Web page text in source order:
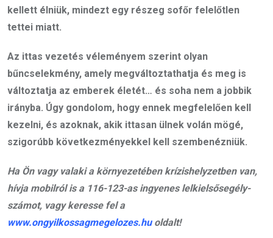
kellett élniük, mindezt egy részeg sofőr felelőtlen
tettei miatt.
Az ittas vezetés véleményem szerint olyan
bűncselekmény, amely megváltoztathatja és meg is
változtatja az emberek életét… és soha nem a jobbik
irányba. Úgy gondolom, hogy ennek megfelelően kell
kezelni, és azoknak, akik ittasan ülnek volán mögé,
szigorúbb következményekkel kell szembenézniük.
Ha Ön vagy valaki a környezetében krízishelyzetben van,
hívja mobilról is a 116-123-as ingyenes lelkielsősegély-
számot, vagy keresse fel a
www.ongyilkossagmegelozes.huoldalt!